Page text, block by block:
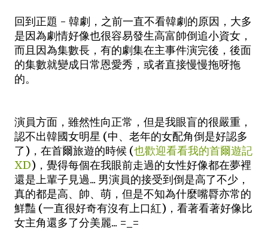
回到正題 - 韓劇，之前一直不看韓劇的原因，大多
是因為劇情好像也很容易發生高富帥倒追小資女，
而且因為集數長，有的劇集在主事件演完後，後面
的集數就變成日常恩愛秀，或者直接慢慢拖呀拖
的。
演員方面，雖然性向正常，但是我眼盲的很嚴重，
認不出韓國女明星 (中、老年的女配角倒是好認多
了)，在首爾旅遊的時候 (也歡迎看看我的首爾遊記
XD)，覺得每個在我眼前走過的女性好像都在夢裡
還是上輩子見過... 男演員的接受到倒是高了不少，
真的都是高、帥、萌，但是不知為什麼嘴脣亦常的
鮮豔 (一直很好奇有沒有上口紅)，看著看著好像比
女主角還多了分美麗... =_=